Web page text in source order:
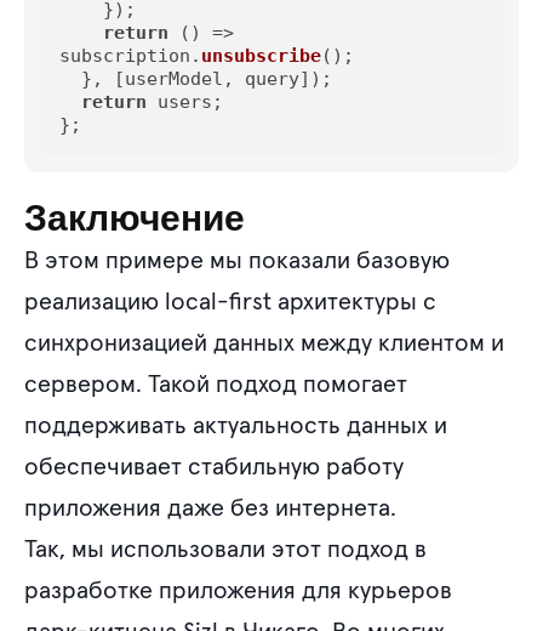
return
() =>
subscription. unsubscribe();
return users;
};
Заключение
В этом примере мы показали базовую
реализацию local-first архитектуры с
синхронизацией данных между клиентом и
сервером. Такой подход помогает
поддерживать актуальность данных и
обеспечивает стабильную работу
приложения даже без интернета.
Так, мы использовали этот подход в
разработке приложения для курьеров